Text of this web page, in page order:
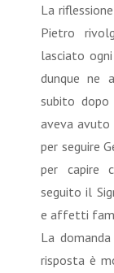
La
Pietro
lasciato
dunque ne
subito dopo
aveva avuto
per seguire
per capire
seguito il
e affetti
La
risposta è